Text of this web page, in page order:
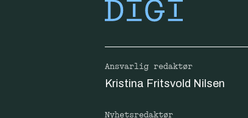
Ansvarlig redaktør
Kristina Fritsvold Nilsen
Nyhetsredaktør